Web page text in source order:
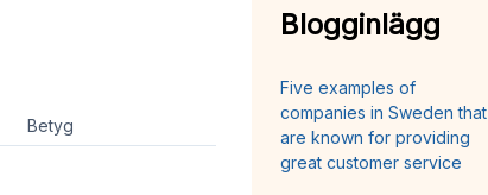
Betyg
Blogginlägg
Five examples of
companies in Sweden that
are known for providing
great customer service